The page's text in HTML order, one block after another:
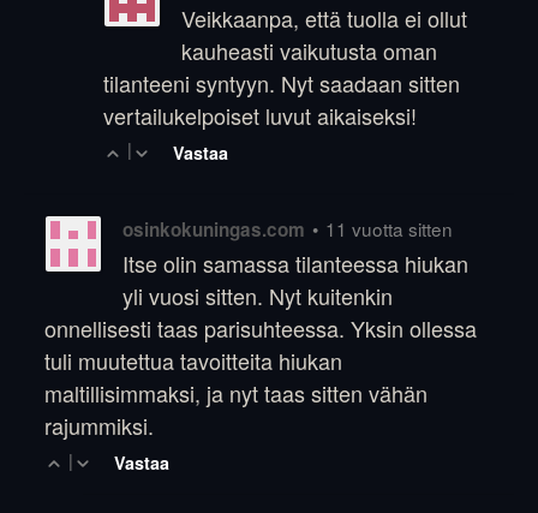
Veikkaanpa, että tuolla ei ollut
kauheasti vaikutusta oman
tilanteeni syntyyn. Nyt saadaan sitten
vertailukelpoiset luvut aikaiseksi!
| Vastaa
osinkokuningas.com • 11 vuotta sitten
Itse olin samassa tilanteessa hiukan
yli vuosi sitten. Nyt kuitenkin
onnellisesti taas parisuhteessa. Yksin ollessa
tuli muutettua tavoitteita hiukan
maltillisimmaksi, ja nyt taas sitten vähän
rajummiksi.
| Vastaa